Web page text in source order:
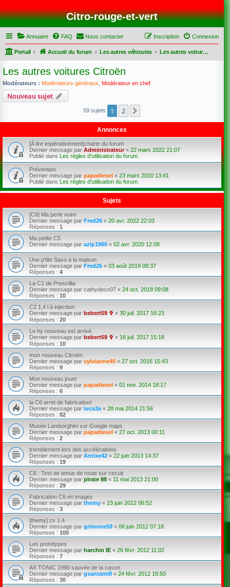
Citro-rouge-et-vert
Annuaire FAQ Nous contacter Connexion
Inscription
Portail Accueil du forum Les autres véhicules Les autres voitures Citroën
Les autres voitures Citroën
Modérateurs : Modérateurs généraux Modérateur en chef
Nouveau sujet
59 sujets 1 2
Annonces
[À lire impérativement]charte du forum
Dernier message par Administrateur« 22 mars 2022 21:07
Publié dans Les règles d'utilisation du forum.
Prévention
Dernier message par papadiesel « 23 mars 2010 13:41
Publié dans Les règles d'utilisation du forum.
Sujets
[C6] Ma perle noire
Dernier message par Fred26 « 20 avr. 2022 22:03
Réponses : 1
Ma petite C5
Dernier message par azlp1960 « 02 avr. 2020 12:08
Une p'tite Saxo à la maison
Dernier message par Fred26 « 03 août 2019 08:37
Réponses : 4
La C1 de Prescillia
Dernier message par cathydeco07 « 24 oct. 2018 09:08
Réponses : 10
C2 1,4 l à injection
Dernier message par bebert59 ✞ « 30 juil. 2017 16:23
Réponses : 20
Le hy nouveau est arrivé.
Dernier message par bebert59 ✞ « 16 juil. 2017 15:18
Réponses : 10
mon nouveau Citroën
Dernier message par sylvianne40 « 27 oct. 2016 15:43
Réponses : 9
Mon nouveau jouet
Dernier message par papadiesel « 01 nov. 2014 18:17
Réponses : 6
la C6 arret de fabrication!
Dernier message par luca3a « 28 mai 2014 21:56
Réponses : 82
Musée Lamborghini sur Google maps
Dernier message par papadiesel « 27 oct. 2013 00:11
Réponses : 2
tremblement lors des accélérations
Dernier message par Antixe42 « 22 juin 2013 14:37
Réponses : 19
C6 : Test de tenue de route sur circuit
Dernier message par pirate 88 « 11 mai 2013 21:00
Réponses : 29
Fabrication C6 en images
Dernier message par themy « 23 juin 2012 06:52
Réponses : 3
[themy] zx 1.4
Dernier message par grimoire59 « 06 juin 2012 07:18
Réponses : 100
Les prototypes
Dernier message par harchin IE « 26 févr. 2012 11:02
Réponses : 7
AX TONIC 1990 sauvée de la casse.
Dernier message par gsantami8 « 24 févr. 2012 16:50
Réponses : 30